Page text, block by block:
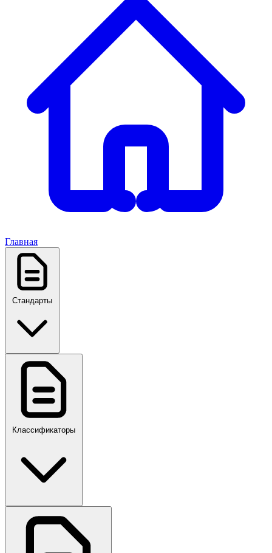
Главная
Стандарты
ГОСТ, ГОСТ Р, ПНСТ
ПР,Р,ПМГ,РМГ
Классификаторы